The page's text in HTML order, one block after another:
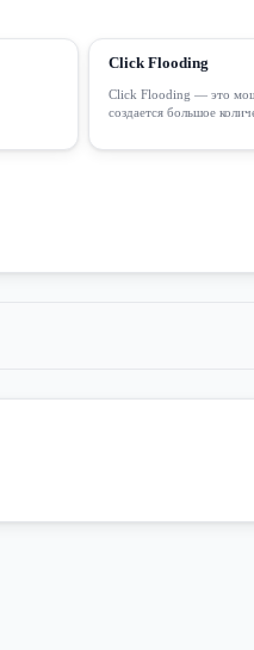
Click Flooding
Click Flooding — это
создается большое